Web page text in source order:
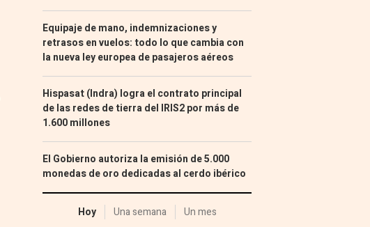
Equipaje de mano, indemnizaciones y
retrasos en vuelos: todo lo que cambia con
la nueva ley europea de pasajeros aéreos
Hispasat (Indra) logra el contrato principal
de las redes de tierra del IRIS2 por más de
1.600 millones
El Gobierno autoriza la emisión de 5.000
monedas de oro dedicadas al cerdo ibérico
Hoy Una semana Un mes